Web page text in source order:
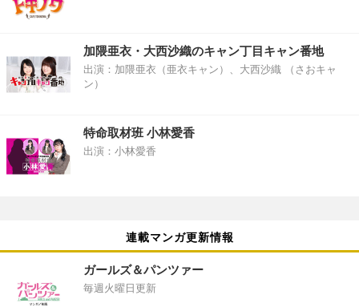
加隈亜衣・大西沙織のキャン丁目キャン番地
出演：加隈亜衣（亜衣キャン）、大西沙織 （さおキャ
ン）
特命取材班 小林愛香
出演：小林愛香
連載マンガ更新情報
ガールズ＆パンツァー
毎週火曜日更新